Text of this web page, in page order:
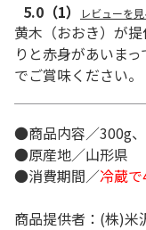
5.0 （1） レビューを見
黄木（おおき）が
りと赤身があいま
でご賞味ください。
●商品内容／300g
●原産地／山形県
●消費期間／冷蔵で
商品提供者：(株)